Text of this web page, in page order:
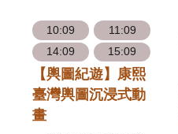
10:09
11:09
14:09
15:09
【輿圖紀遊】康熙
臺灣輿圖沉浸式動
畫